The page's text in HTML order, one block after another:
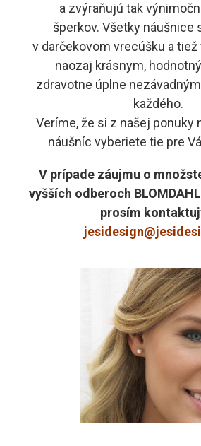
a zvýraňujú tak
šperkov. Všetky náušnice
v darčekovom vrecúšku a tiež
naozaj krásnym,
zdravotne úplne
každého.
Veríme, že si z našej ponuky
náušníc vyberiete tie pre
V prípade záujmu o
vyšších odberoch
prosím